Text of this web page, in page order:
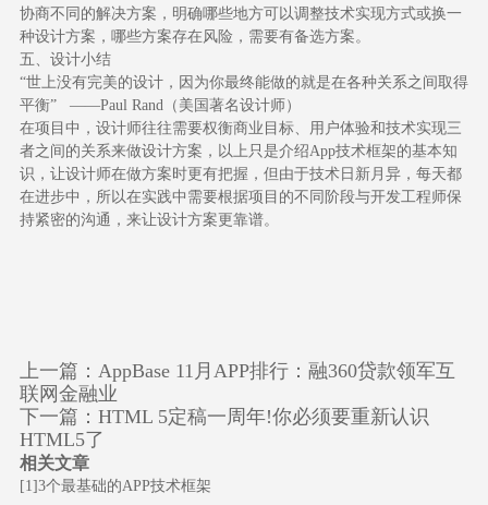
协商不同的解决方案，明确哪些地方可以调整技术实现方式或换一
种设计方案，哪些方案存在风险，需要有备选方案。
五、设计小结
“世上没有完美的设计，因为你最终能做的就是在各种关系之间取得
平衡” ——Paul Rand（美国著名设计师）
在项目中，设计师往往需要权衡商业目标、用户体验和技术实现三
者之间的关系来做设计方案，以上只是介绍App技术框架的基本知
识，让设计师在做方案时更有把握，但由于技术日新月异，每天都
在进步中，所以在实践中需要根据项目的不同阶段与开发工程师保
持紧密的沟通，来让设计方案更靠谱。
上一篇： AppBase 11月APP排行：融360贷款领军互
联网金融业
下一篇： HTML 5定稿一周年!你必须要重新认识
HTML5了
相关文章
[1]3个最基础的APP技术框架